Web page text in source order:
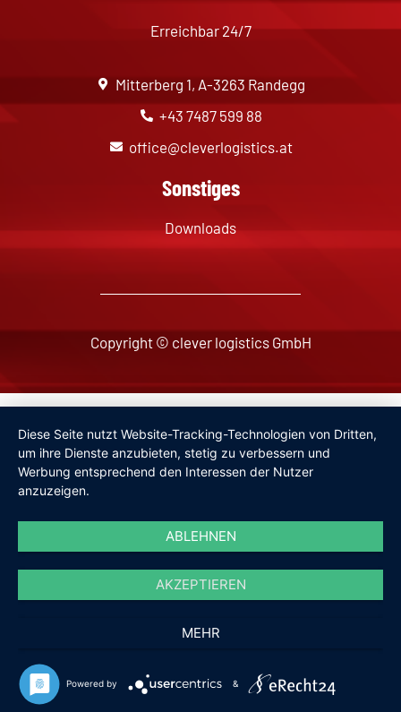
Erreichbar 24/7
Mitterberg 1, A-3263 Randegg
+43 7487 599 88
office@cleverlogistics.at
Sonstiges
Downloads
Copyright © clever logistics GmbH
Impressum
Datenschutzerklärung
Diese Seite nutzt Website-Tracking-Technologien von Dritten,
um ihre Dienste anzubieten, stetig zu verbessern und
Werbung entsprechend den Interessen der Nutzer
anzuzeigen.
ABLEHNEN
AKZEPTIEREN
MEHR
Powered by &